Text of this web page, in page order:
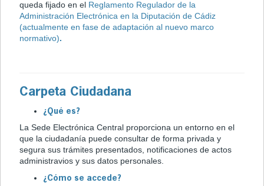
queda fijado en el Reglamento Regulador de la
Administración Electrónica en la Diputación de Cádiz
(actualmente en fase de adaptación al nuevo marco
normativo).
Carpeta Ciudadana
¿Qué es?
La Sede Electrónica Central proporciona un entorno en el
que la ciudadanía puede consultar de forma privada y
segura sus trámites presentados, notificaciones de actos
administravios y sus datos personales.
¿Cómo se accede?